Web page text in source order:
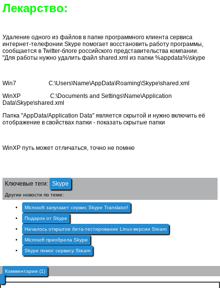
Лекарство:
Удаление одного из файлов в папке программного клиента сервиса
интернет-телефонии Skype помогает восстановить работу программы,
сообщается в Twitter-блоге российского представительства компании.
"Для работы нужно удалить файл shared.xml из папки %appdata%\skype
Win7 C:\Users\Name\AppData\Roaming\Skype\shared.xml
WinXP C:\Documents and Settings\Name\Application
Data\Skype\shared.xml
Папка "AppData/Application Data" является скрытой и нужно включить её
отображение в свойствах папки - показать скрытые папки
WinXP путь может отличаться, точно не помню
Ключевые теги: Skype
Другие новости по теме:
Microsoft запускает сервис Skype Translator!
Подарок от Skype
Началось открытое бета-тестирование Linux-версии Steam
Microsoft приобрела Skype
Skype помог сервису Steam
Комментарии (1)